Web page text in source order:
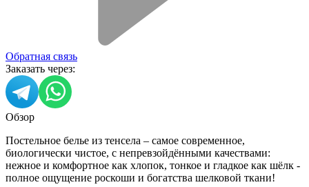
Обратная связь
Заказать через:
Обзор
Постельное белье из тенсела – самое современное,
биологически чистое, с непревзойдёнными качествами:
нежное и комфортное как хлопок, тонкое и гладкое как шёлк -
полное ощущение роскоши и богатства шелковой ткани!